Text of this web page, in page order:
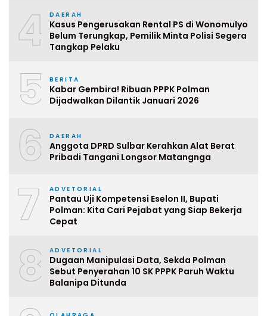
4 DAERAH
Kasus Pengerusakan Rental PS di Wonomulyo
Belum Terungkap, Pemilik Minta Polisi Segera
Tangkap Pelaku
5 BERITA
Kabar Gembira! Ribuan PPPK Polman
Dijadwalkan Dilantik Januari 2026
6 DAERAH
Anggota DPRD Sulbar Kerahkan Alat Berat
Pribadi Tangani Longsor Matangnga
7 ADVETORIAL
Pantau Uji Kompetensi Eselon II, Bupati
Polman: Kita Cari Pejabat yang Siap Bekerja
Cepat
8 ADVETORIAL
Dugaan Manipulasi Data, Sekda Polman
Sebut Penyerahan 10 SK PPPK Paruh Waktu
Balanipa Ditunda